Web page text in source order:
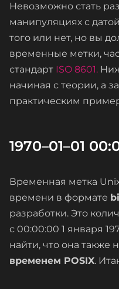
Невозможно стать
манипуляциях с
того или нет, но вы
временные метки,
стандарт ISO 8601.
начиная с теории, а
практическим
1970–01–01
Временная метка
времени в формате
разработки. Это
с 00:00:00 1 января
найти, что она также
временем POSIX.